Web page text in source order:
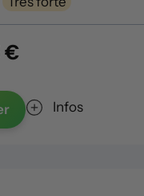
€
Infos